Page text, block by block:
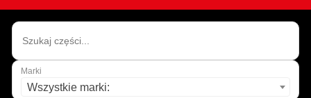
Marki
Wszystkie marki: